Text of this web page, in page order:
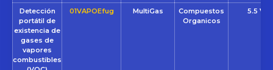
Detección
portátil de
existencia de
gases de
vapores
combustibles
01VAPOEfug MultiGas
Compuestos
Organicos
5.5